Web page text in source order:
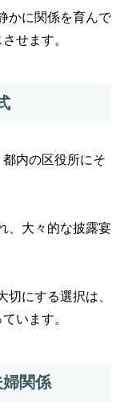
かに関係を育んで
せます。
内の区役所にそ
、大々的な披露宴
にする選択は、
います。
関係